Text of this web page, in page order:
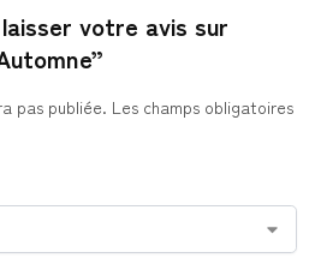
votre avis sur
pas publiée. Les champs obligatoires